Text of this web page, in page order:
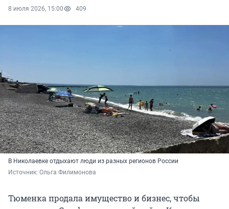
8 июля 2026, 15:00 409
В Николаевке отдыхают люди из разных регионов России
Источник: Ольга Филимонова
Тюменка продала имущество и бизнес, чтобы